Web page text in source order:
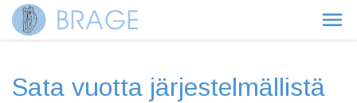
Sata vuotta järjestelmällistä